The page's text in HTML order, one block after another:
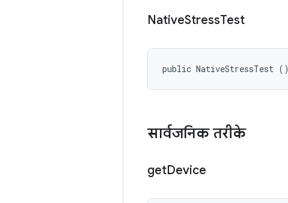
NativeStressTest
public NativeStressTest ()
सार्वजनिक तरीके
getDevice